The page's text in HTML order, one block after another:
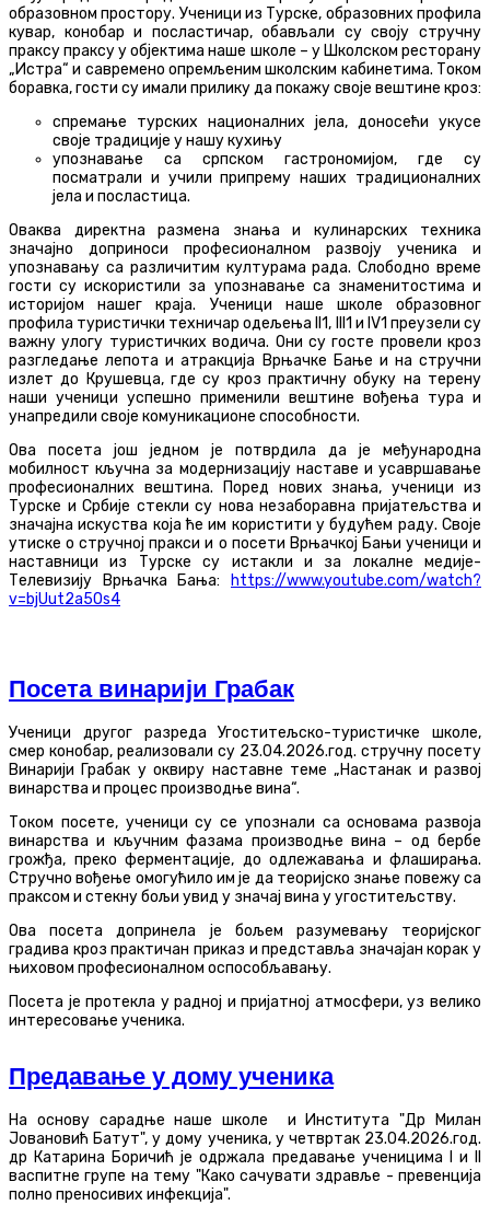
образовном простору. Ученици из Турске, образовних профила
кувар, конобар и посластичар, обављали су своју стручну
праксу праксу у објектима наше школе – у Школском ресторану
„Истра“ и савремено опремљеним школским кабинетима. Током
боравка, гости су имали прилику да покажу своје вештине кроз:
спремање турских националних јела, доносећи укусе
своје традиције у нашу кухињу
упознавање са српском гастрономијом, где су
посматрали и учили припрему наших традиционалних
јела и посластица.
Оваква директна размена знања и кулинарских техника
значајно доприноси професионалном развоју ученика и
упознавању са различитим културама рада. Слободно време
гости су искористили за упознавање са знаменитостима и
историјом нашег краја. Ученици наше школе образовног
профила туристички техничар одељења II1, III1 и IV1 преузели су
важну улогу туристичких водича. Они су госте провели кроз
разгледање лепота и атракција Врњачке Бање и на стручни
излет до Крушевца, где су кроз практичну обуку на терену
наши ученици успешно применили вештине вођења тура и
унапредили своје комуникационе способности.
Ова посета још једном је потврдила да је међународна
мобилност кључна за модернизацију наставе и усавршавање
професионалних вештина. Поред нових знања, ученици из
Турске и Србије стекли су нова незаборавна пријатељства и
значајна искуства која ће им користити у будућем раду. Своје
утиске о стручној пракси и о посети Врњачкој Бањи ученици и
наставници из Турске су истакли и за локалне медије-
Телевизију Врњачка Бања:
https://www.youtube.com/watch?
v=bjUut2a5Os4
Посета винарији Грабак
Ученици другог разреда Угоститељско-туристичке школе,
смер конобар, реализовали су 23.04.2026.год. стручну посету
Винарији Грабак у оквиру наставне теме „Настанак и развој
винарства и процес производње вина“.
Током посете, ученици су се упознали са основама развоја
винарства и кључним фазама производње вина – од бербе
грожђа, преко ферментације, до одлежавања и флаширања.
Стручно вођење омогућило им је да теоријско знање повежу са
праксом и стекну бољи увид у значај вина у угоститељству.
Ова посета допринела је бољем разумевању теоријског
градива кроз практичан приказ и представља значајан корак у
њиховом професионалном оспособљавању.
Посета је протекла у радној и пријатној атмосфери, уз велико
интересовање ученика.
Предавање у дому ученика
На основу сарадње наше школе и Института "Др Милан
Јовановић Батут", у дому ученика, у четвртак 23.04.2026.год.
др Катарина Боричић је одржала предавање ученицима I и II
васпитне групе на тему "Како сачувати здравље - превенција
полно преносивих инфекција".